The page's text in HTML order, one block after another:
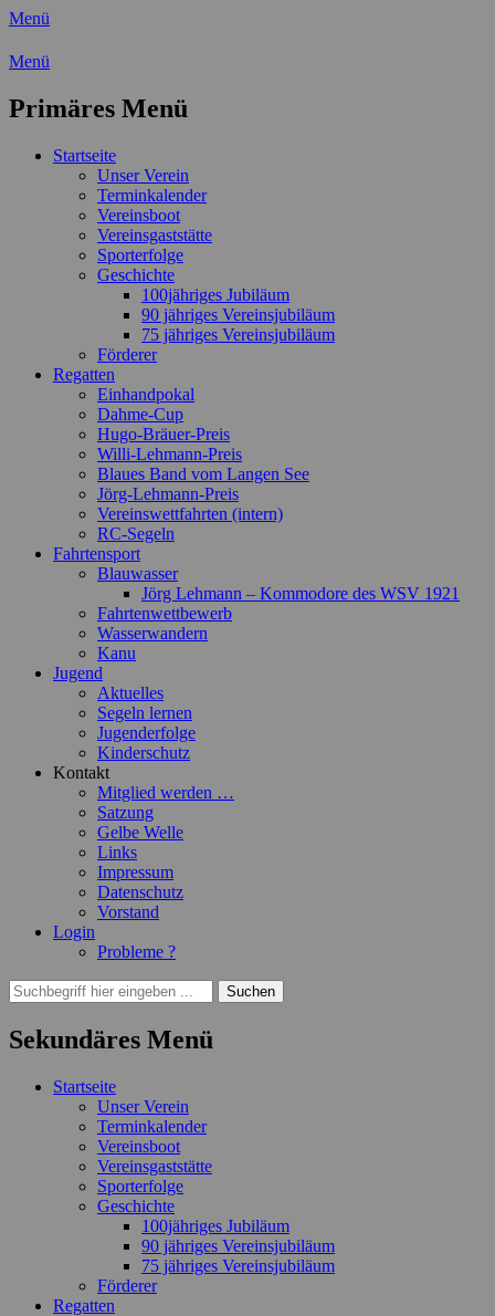
Menü
Wassersport-Verein 1921 e.V.
Freizeit mit der ganzen Familie
Menü
Primäres Menü
Zum
Startseite
Unser Verein
Terminkalender
Vereinsboot
Vereinsgaststätte
Sporterfolge
Geschichte
100jähriges Jubiläum
90 jähriges Vereinsjubiläum
75 jähriges Vereinsjubiläum
Förderer
Regatten
Einhandpokal
Dahme-Cup
Hugo-Bräuer-Preis
Willi-Lehmann-Preis
Blaues Band vom Langen See
Jörg-Lehmann-Preis
Vereinswettfahrten (intern)
RC-Segeln
Fahrtensport
Blauwasser
Jörg Lehmann – Kommodore des WSV 1921
Fahrtenwettbewerb
Wasserwandern
Kanu
Jugend
Aktuelles
Segeln lernen
Jugenderfolge
Kinderschutz
Kontakt
Mitglied werden …
Satzung
Gelbe Welle
Links
Impressum
Datenschutz
Vorstand
Login
Probleme ?
Suchen
Suchen
nach:
Sekundäres Menü
Zum
Startseite
Unser Verein
Terminkalender
Vereinsboot
Vereinsgaststätte
Sporterfolge
Geschichte
100jähriges Jubiläum
90 jähriges Vereinsjubiläum
75 jähriges Vereinsjubiläum
Förderer
Regatten